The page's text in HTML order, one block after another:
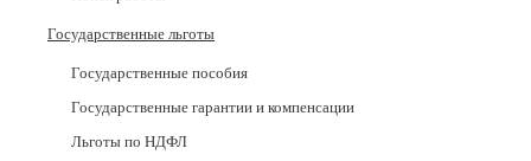
Государственные льготы
Государственные пособия
Государственные гарантии и компенсации
Льготы по НДФЛ